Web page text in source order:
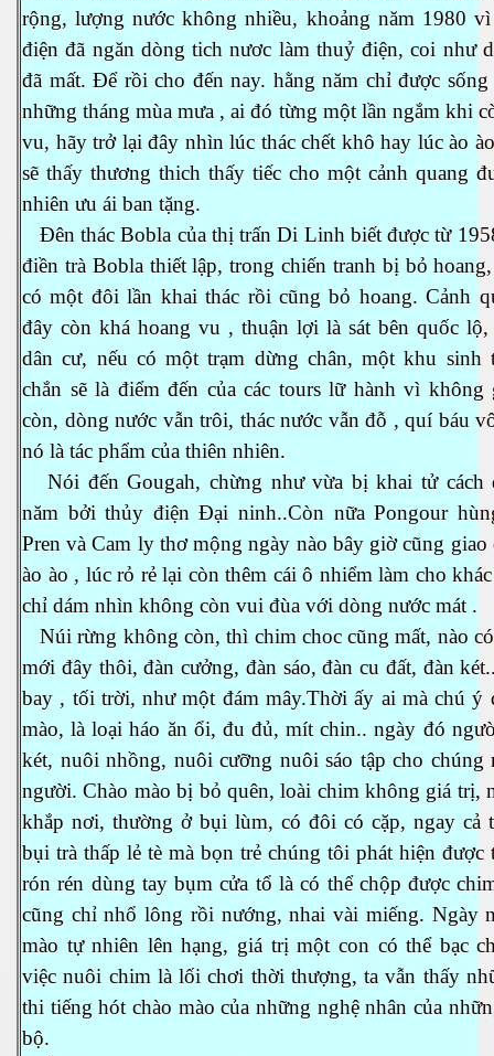
rộng, lượng nước không nhiều, khoảng năm 1980
điện đã ngăn dòng tich nươc làm thuỷ điện, coi như
đã mất. Để rồi cho đến nay. hằng năm chỉ được
những tháng mùa mưa , ai đó từng một lần ngắm khi
vu, hãy trở lại đây nhìn lúc thác chết khô hay lúc ào
sẽ thấy thương thich thấy tiếc cho một cảnh quang
nhiên ưu ái ban tặng.
Đên thác Bobla của thị trấn Di Linh biết được từ
điền trà Bobla thiết lập, trong chiến tranh bị bỏ
có một đôi lần khai thác rồi cũng bỏ hoang. Cảnh
đây còn khá hoang vu , thuận lợi là sát bên quốc
dân cư, nếu có một trạm dừng chân, một khu sinh
chắn sẽ là điểm đến của các tours lữ hành vì không
còn, dòng nước vẫn trôi, thác nước vẫn đỗ , quí báu
nó là tác phẩm của thiên nhiên.
Nói đến Gougah, chừng như vừa bị khai tử cách
năm bởi thủy điện Đại ninh..Còn nữa Pongour
Pren vàCam ly thơ mộng ngày nào bây giờ cũng giao
ào ào , lúc rỏ rẻ lại còn thêm cái ô nhiểm làm cho
chỉ dám nhìn không còn vui đùa với dòng nước mát .
Núi rừng không còn, thì chim choc cũng mất, nào
mới đây thôi, đàn cưởng, đàn sáo, đàn cu đất, đàn
bay , tối trời, như một đám mây.Thời ấy ai mà chú ý
mào, là loại háo ăn ổi, đu đủ, mít chin.. ngày đó
két, nuôi nhồng, nuôi cưỡng nuôi sáo tập cho chúng
người. Chào mào bị bỏ quên, loài chim không giá trị,
khắp nơi, thường ở bụi lùm, có đôi có cặp, ngay cả
bụi trà thấp lẻ tè mà bọn trẻ chúng tôi phát hiện được
rón rén dùng tay bụm cửa tổ là có thể chộp được
cũng chỉ nhổ lông rồi nướng, nhai vài miếng. Ngày
mào tự nhiên lên hạng, giá trị một con có thể bạc
việc nuôi chim là lối chơi thời thượng, ta vẫn thấy
thi tiếng hót chào mào của những nghệ nhân của
bộ.
heo